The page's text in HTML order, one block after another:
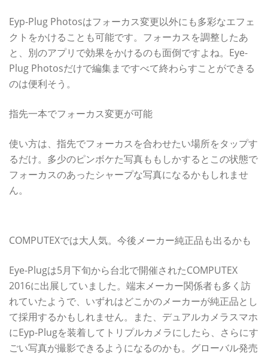
Eyp-Plug Photosはフォーカス変更以外にも多彩なエフェ
クトをかけることも可能です。フォーカスを調整したあ
と、別のアプリで効果をかけるのも面倒ですよね。Eye-
Plug Photosだけで編集まですべて終わらすことができる
のは便利そう。
指先一本でフォーカス変更が可能
使い方は、指先でフォーカスを合わせたい場所をタップす
るだけ。多少のピンボケた写真ももしかするとこの状態で
フォーカスのあったシャープな写真になるかもしれませ
ん。
COMPUTEXでは大人気。今後メーカー純正品も出るかも
Eye-Plugは5月下旬から台北で開催されたCOMPUTEX
2016に出展していました。端末メーカー関係者も多く訪
れていたようで、いずれはどこかのメーカーが純正品とし
て採用するかもしれません。また、デュアルカメラスマホ
にEyp-Plugを装着してトリプルカメラにしたら、さらにす
ごい写真が撮影できるようになるのかも。グローバル発売